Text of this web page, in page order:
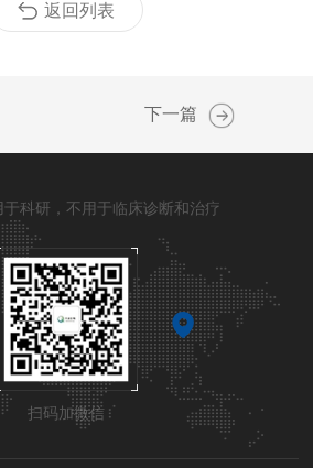
返回列表
下一篇
科研，不用于临床诊断和治疗
扫码加微信